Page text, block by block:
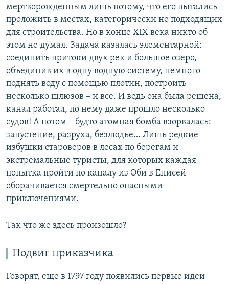
мертворожденным лишь потому, что его пытались
проложить в местах, категорически не подходящих
для строительства. Но в конце XIX века никто об
этом не думал. Задача казалась элементарной:
соединить притоки двух рек и большое озеро,
объединив их в одну водную систему, немного
поднять воду с помощью плотин, построить
несколько шлюзов – и все. И ведь она была решена,
канал работал, по нему даже прошло несколько
судов! А потом – будто атомная бомба взорвалась:
запустение, разруха, безлюдье… Лишь редкие
избушки староверов в лесах по берегам и
экстремальные туристы, для которых каждая
попытка пройти по каналу из Оби в Енисей
оборачивается смертельно опасными
приключениями.
Так что же здесь произошло?
Подвиг приказчика
Говорят, еще в 1797 году появились первые идеи